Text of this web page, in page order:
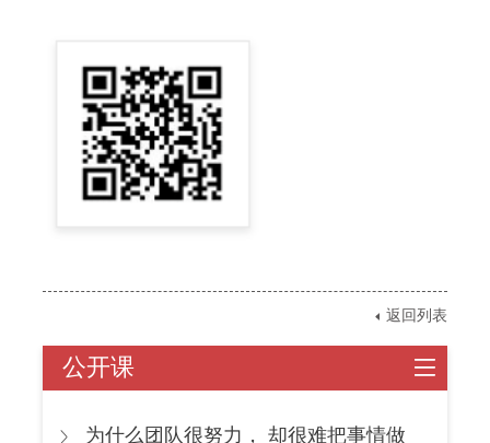
返回列表
公开课
为什么团队很努力， 却很难把事情做